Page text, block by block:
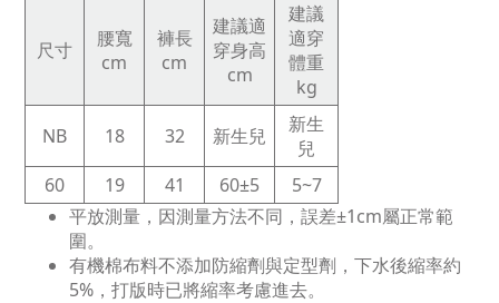
尺寸
腰寬
cm
褲長
cm
建議適
穿身高
cm
建議
適穿
體重
kg
NB
18 32 新生兒
新生
兒
60
19 41 60±5
5~7
平放測量，因測量方法不同，誤差±1cm屬正常範
圍。
有機棉布料不添加防縮劑與定型劑，下水後縮率約
5%，打版時已將縮率考慮進去。